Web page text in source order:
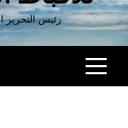
رئيس التحرير